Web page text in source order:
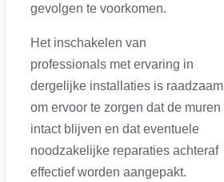
gevolgen te voorkomen.
Het inschakelen van
professionals met ervaring in
dergelijke installaties is raadzaam
om ervoor te zorgen dat de muren
intact blijven en dat eventuele
noodzakelijke reparaties achteraf
effectief worden aangepakt.